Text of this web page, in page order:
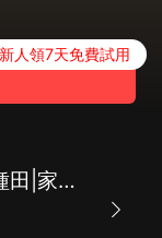
新人領7天免費試用
彪悍農女有空間|經商種田|家長里短|農女逆襲|大女主